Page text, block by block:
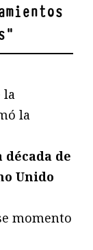
"
la
la
década de
Unido
momento